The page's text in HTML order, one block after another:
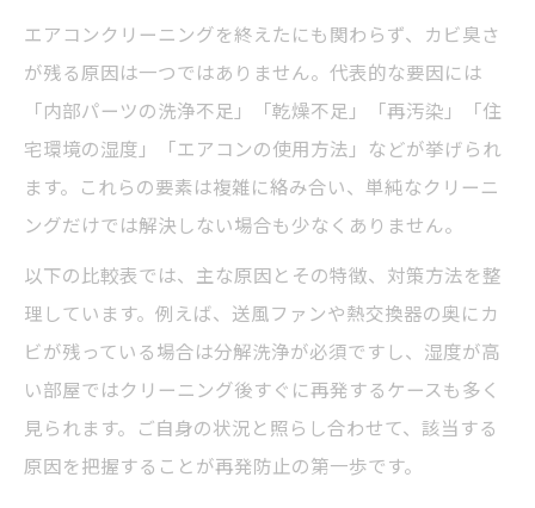
で切り分ける
自分でできるカビ臭いエアコン応急対処法と注
意点
応急処置の手順と効果一覧
自分でできるカビ臭対策のコツ
送風運転や換気の効果的な使い方
エアコンクリーニング後の臭い緊急対処法
フィルター掃除時の注意点まとめ
クリーニング後のエアコン臭対策に役立つ実践
アドバイス
日常でできる臭い予防策一覧
エアコンクリーニングを終えたにも関わらず、カビ臭さ
が残る原因は一つではありません。代表的な要因には
「内部パーツの洗浄不足」「乾燥不足」「再汚染」「住
宅環境の湿度」「エアコンの使用方法」などが挙げられ
ます。これらの要素は複雑に絡み合い、単純なクリーニ
ングだけでは解決しない場合も少なくありません。
以下の比較表では、主な原因とその特徴、対策方法を整
理しています。例えば、送風ファンや熱交換器の奥にカ
ビが残っている場合は分解洗浄が必須ですし、湿度が高
い部屋ではクリーニング後すぐに再発するケースも多く
見られます。ご自身の状況と照らし合わせて、該当する
原因を把握することが再発防止の第一歩です。